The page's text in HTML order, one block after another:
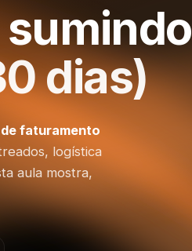
dias)
faturamento
logística
aula mostra,